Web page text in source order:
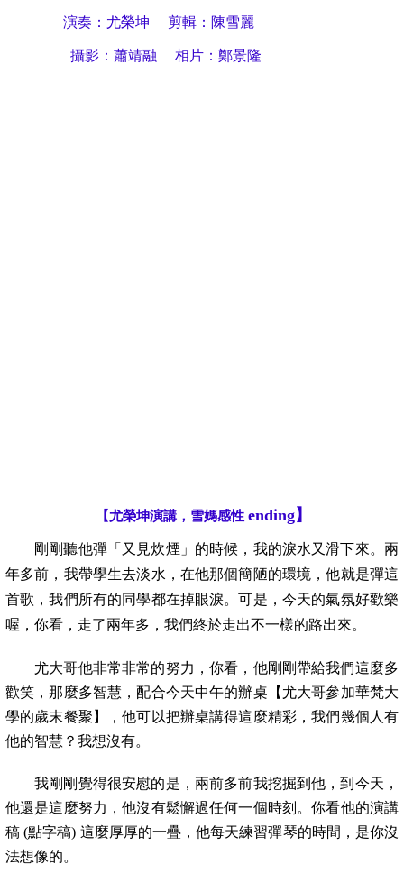
演奏：尤榮坤 剪輯：陳雪麗
攝影：蕭靖融 相片：鄭景隆
【尤榮坤演講，雪媽感性 ending】
剛剛聽他彈「又見炊煙」的時候，我的淚水又滑下來。兩
年多前，我帶學生去淡水，在他那個簡陋的環境，他就是彈這
首歌，我們所有的同學都在掉眼淚。可是，今天的氣氛好歡樂
喔，你看，走了兩年多，我們終於走出不一樣的路出來。
尤大哥他非常非常的努力，你看，他剛剛帶給我們這麼多
歡笑，那麼多智慧，配合今天中午的辦桌【尤大哥參加華梵大
學的歲末餐聚】，他可以把辦桌講得這麼精彩，我們幾個人有
他的智慧？我想沒有。
我剛剛覺得很安慰的是，兩前多前我挖掘到他，到今天，
他還是這麼努力，他沒有鬆懈過任何一個時刻。你看他的演講
稿 (點字稿) 這麼厚厚的一疊，他每天練習彈琴的時間，是你沒
法想像的。